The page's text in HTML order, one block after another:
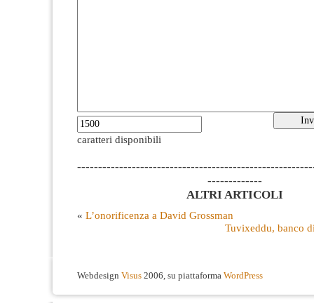
caratteri disponibili
-------------
ALTRI ARTICOLI
« L’onorificenza a David Grossman
Tuvixeddu, banco
Webdesign Visus 2006, su piattaforma WordPress